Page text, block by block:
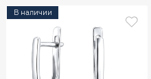
В наличии